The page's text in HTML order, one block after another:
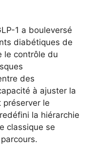
1 a bouleversé
diabétiques de
le contrôle du
des
à ajuster la
préserver le
la hiérarchie
classique se